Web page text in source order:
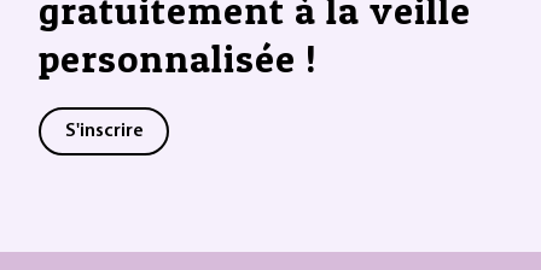
gratuitement à la veille
personnalisée !
S'inscrire